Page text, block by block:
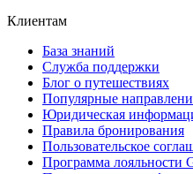
Клиентам
База знаний
Служба поддержки
Блог о путешествиях
Популярные
Юридическая
Правила бронирования
Пользовательское
Программа лояльности